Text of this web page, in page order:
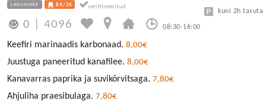
LASNAMÄE 84/34
0 |4096 08:30-16:00
kuni 2h tasuta
Keefiri marinaadis karbonaad. 8,00€
Juustuga paneeritud kanafilee. 8,00€
Kanavarras paprika ja suvikõrvitsaga. 7,80€
Ahjuliha praesibulaga. 7,80€